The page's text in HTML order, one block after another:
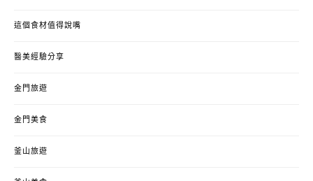
這個食材值得說嘴
醫美經驗分享
金門旅遊
金門美食
釜山旅遊